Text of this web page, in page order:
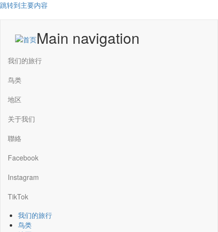
跳转到主要内容
Main navigation
我们的旅行
鸟类
地区
关于我们
聯絡
Facebook
Instagram
TikTok
我们的旅行
鸟类